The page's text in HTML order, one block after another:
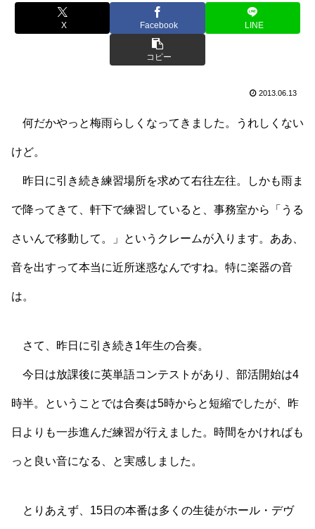
X Facebook LINE
コピー
2013.06.13
何だかやっと梅雨らしくなってきました。うれしくない
けど。
昨日に引き続き練習場所を求めて右往左往。しかも雨ま
で降ってきて、軒下で練習していると、事務室から「うる
さいんで移動して。」というクレームが入ります。ああ、
音を出すって本当に近所迷惑なんですね。特に楽器の音
は。
さて、昨日に引き続き1年生の合奏。
今日は放課後に英単語コンテストがあり、部活開始は4
時半。ということでは合奏は5時からと短縮でしたが、昨
日よりも一歩進んだ練習が行えました。時間をかければも
っと良い音になる、と実感しました。
とりあえず、15日の本番は多くの生徒がホール・デヴ